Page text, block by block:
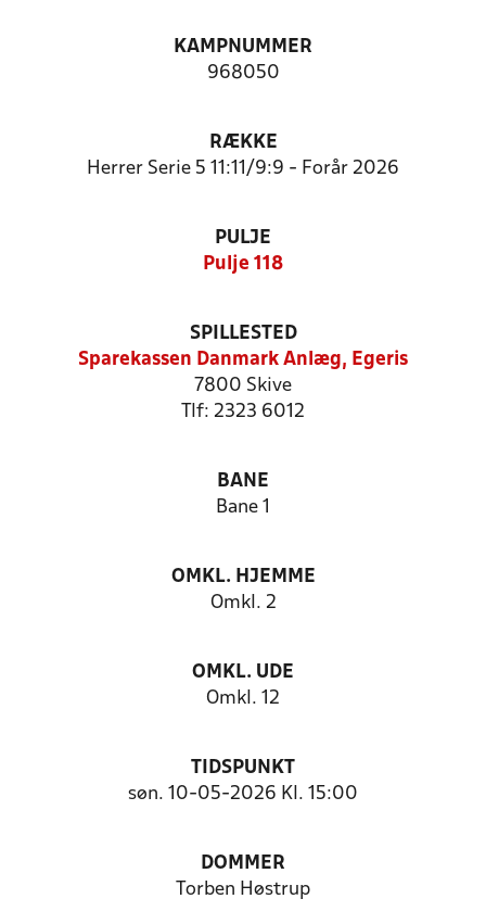
KAMPNUMMER
968050
RÆKKE
Herrer Serie 5 11:11/9:9 - Forår 2026
PULJE
Pulje 118
SPILLESTED
Sparekassen Danmark Anlæg, Egeris
7800 Skive
Tlf: 2323 6012
BANE
Bane 1
OMKL. HJEMME
Omkl. 2
OMKL. UDE
Omkl. 12
TIDSPUNKT
søn. 10-05-2026 Kl. 15:00
DOMMER
Torben Høstrup